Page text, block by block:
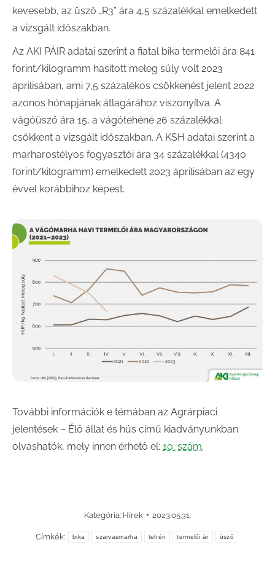
kevesebb, az üsző „R3” ára 4,5 százalékkal emelkedett
a vizsgált időszakban.
Az AKI PÁIR adatai szerint a fiatal bika termelői ára 841
forint/kilogramm hasított meleg súly volt 2023
áprilisában, ami 7,5 százalékos csökkenést jelent 2022
azonos hónapjának átlagárához viszonyítva. A
vágóüsző ára 15, a vágótehéné 26 százalékkal
csökkent a vizsgált időszakban. A KSH adatai szerint a
marharostélyos fogyasztói ára 34 százalékkal (4340
forint/kilogramm) emelkedett 2023 áprilisában az egy
évvel korábbihoz képest.
További információk e témában az Agrárpiaci
jelentések – Élő állat és hús című kiadványunkban
olvashatók, mely innen érhető el: 10. szám.
Kategória: Hírek 2023.05.31.
Címkék: bika szarvasmarha tehén termelői ár üsző